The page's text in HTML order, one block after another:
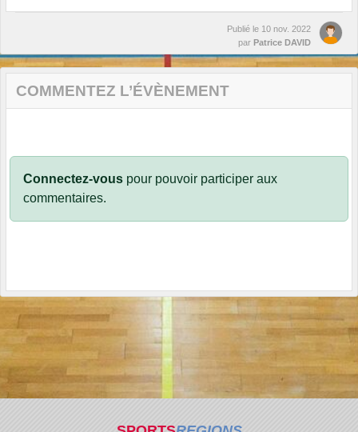
Publié le 10 nov. 2022
par Patrice DAVID
COMMENTEZ L’ÉVÈNEMENT
Connectez-vous pour pouvoir participer aux
commentaires.